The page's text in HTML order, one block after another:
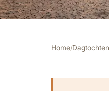
Home/Dagtochten